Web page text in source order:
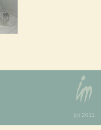
(с) 2011